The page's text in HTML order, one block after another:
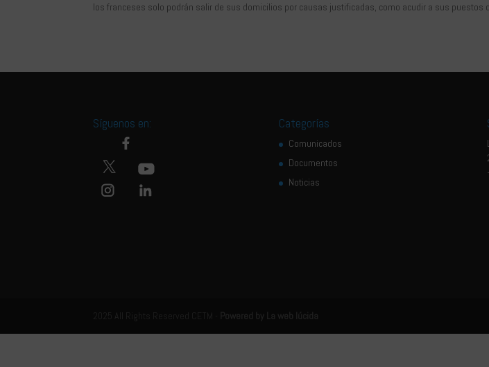
los franceses solo podrán salir de sus domicilios por causas justificadas, como acudir a sus puestos
Síguenos en: Categorías
Comunicados
Documentos
Noticias